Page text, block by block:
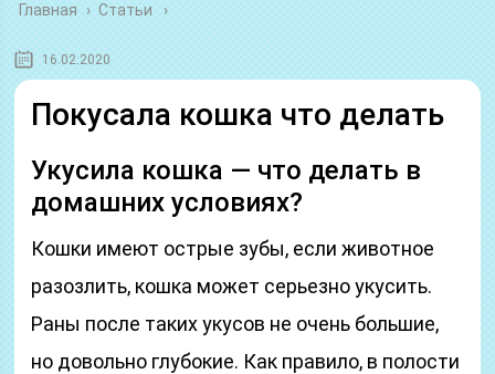
Главная › Статьи
16.02.2020
Покусала кошка что делать
Укусила кошка — что делать в
домашних условиях?
Кошки имеют острые зубы, если животное
разозлить, кошка может серьезно укусить.
Раны после таких укусов не очень большие,
но довольно глубокие. Как правило, в полости